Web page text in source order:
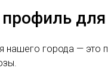
нашего города —